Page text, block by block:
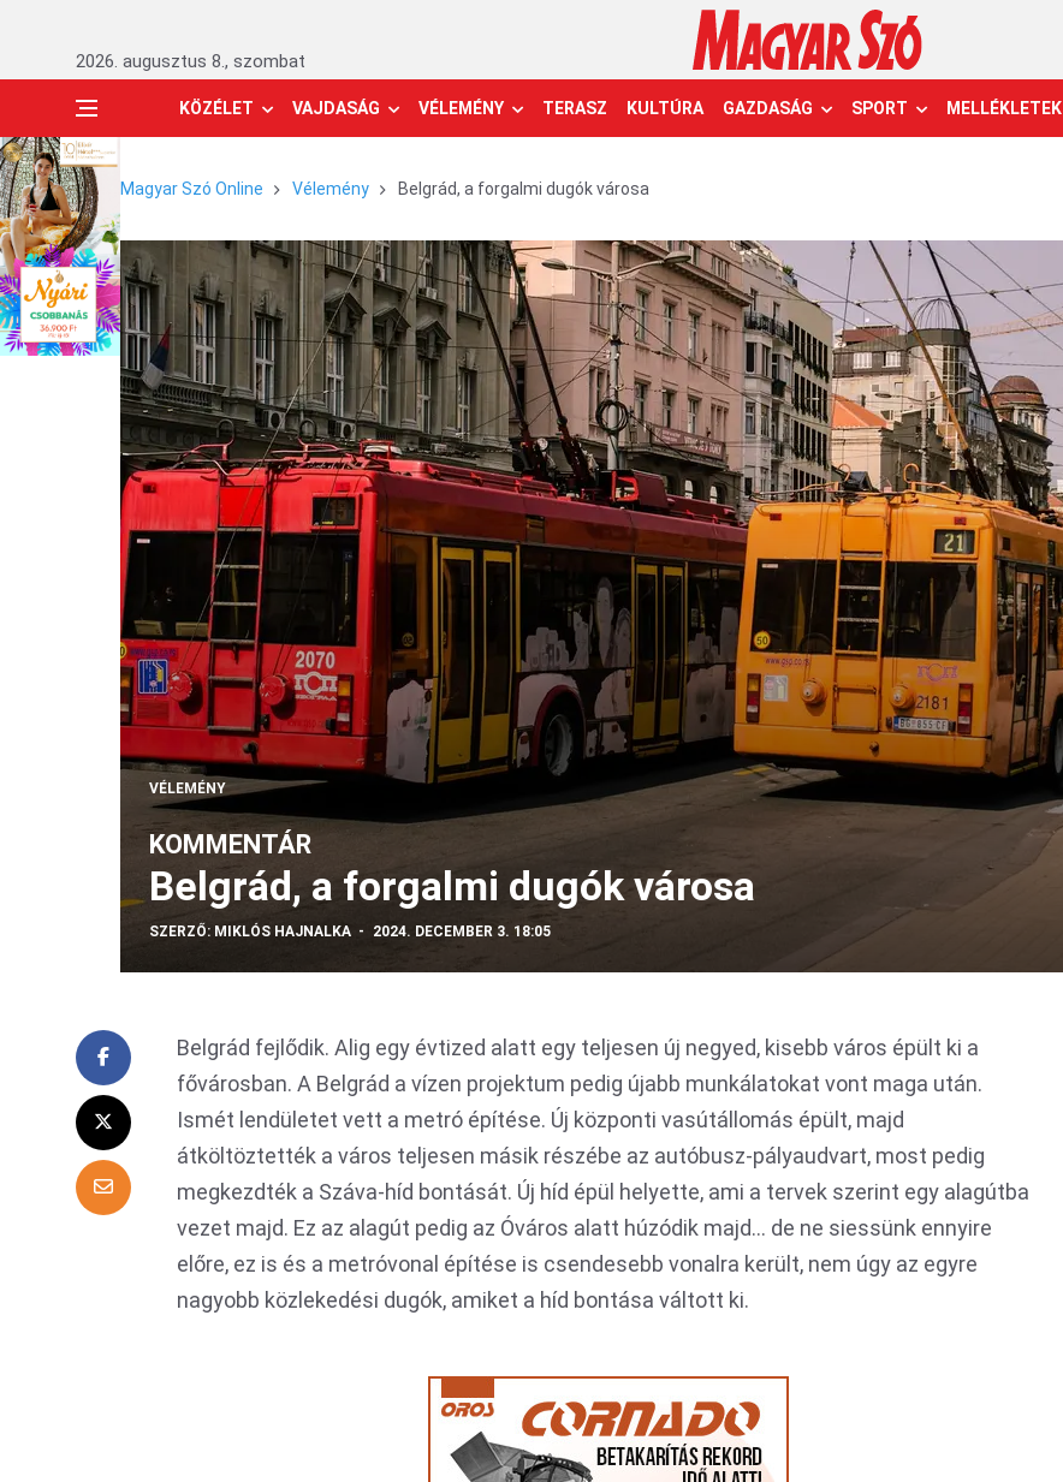
2026. augusztus 8., szombat
KÖZÉLET VAJDASÁG VÉLEMÉNY TERASZ KULTÚRA GAZDASÁG SPORT MELLÉKLETEK
Magyar Szó Online Vélemény Belgrád, a forgalmi dugók városa
VÉLEMÉNY
KOMMENTÁR
Belgrád, a forgalmi dugók városa
SZERZŐ: MIKLÓS HAJNALKA 2024. DECEMBER 3. 18:05
Belgrád fejlődik. Alig egy évtized alatt egy teljesen új negyed, kisebb város épült ki a
fővárosban. A Belgrád a vízen projektum pedig újabb munkálatokat vont maga után.
Ismét lendületet vett a metró építése. Új központi vasútállomás épült, majd
átköltöztették a város teljesen másik részébe az autóbusz-pályaudvart, most pedig
megkezdték a Száva-híd bontását. Új híd épül helyette, ami a tervek szerint egy alagútba
vezet majd. Ez az alagút pedig az Óváros alatt húzódik majd… de ne siessünk ennyire
előre, ez is és a metróvonal építése is csendesebb vonalra került, nem úgy az egyre
nagyobb közlekedési dugók, amiket a híd bontása váltott ki.